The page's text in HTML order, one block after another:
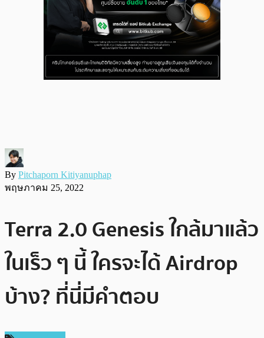
By Pitchaporn Kitiyanuphap
พฤษภาคม 25, 2022
Terra 2.0 Genesis ใกล้มาแล้ว
ในเร็ว ๆ นี้ ใครจะได้ Airdrop
บ้าง? ที่นี่มีคำตอบ